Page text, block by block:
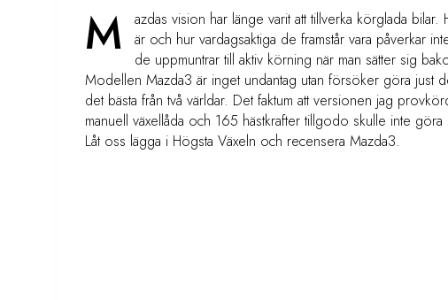
M
azdas vision har länge varit att tillverka körglada bilar.
är och hur vardagsaktiga de framstår vara påverkar
de uppmuntrar till aktiv körning när man sätter sig
Modellen Mazda3 är inget undantag utan försöker göra just
det bästa från två världar. Det faktum att versionen jag
manuell växellåda och 165 hästkrafter tillgodo skulle inte göra
Låt oss lägga i Högsta Växeln och recensera Mazda3.